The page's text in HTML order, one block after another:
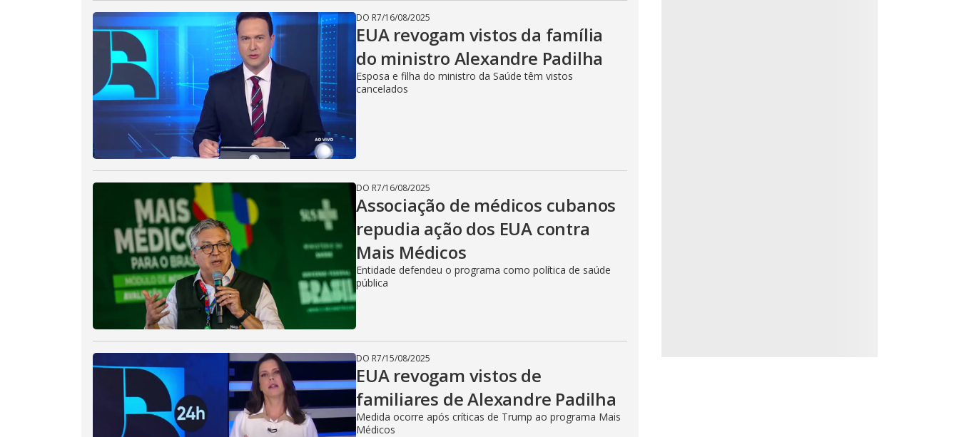
DO R7/16/08/2025
EUA revogam vistos da família
do ministro Alexandre Padilha
Esposa e filha do ministro da Saúde têm vistos
cancelados
DO R7/16/08/2025
Associação de médicos cubanos
repudia ação dos EUA contra
Mais Médicos
Entidade defendeu o programa como política de saúde
pública
DO R7/15/08/2025
EUA revogam vistos de
familiares de Alexandre Padilha
Medida ocorre após críticas de Trump ao programa Mais
Médicos